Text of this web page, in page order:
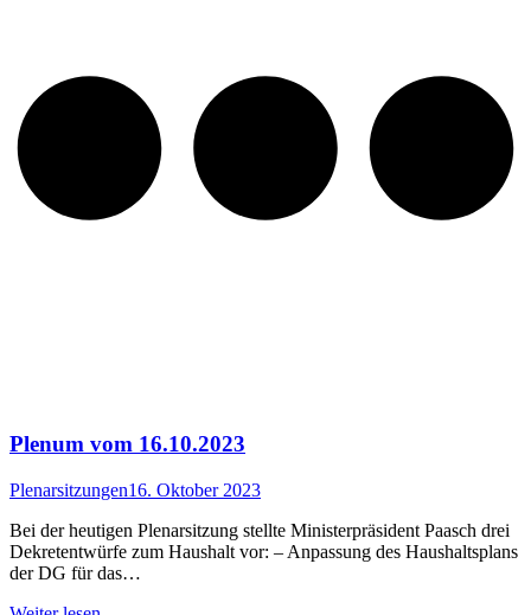
Plenum vom 16.10.2023
Plenarsitzungen16. Oktober 2023
Bei der heutigen Plenarsitzung stellte Ministerpräsident Paasch drei
Dekretentwürfe zum Haushalt vor: – Anpassung des Haushaltsplans
der DG für das…